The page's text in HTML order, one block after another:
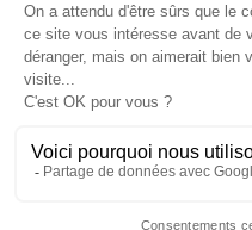
Alutec|Mentions légales